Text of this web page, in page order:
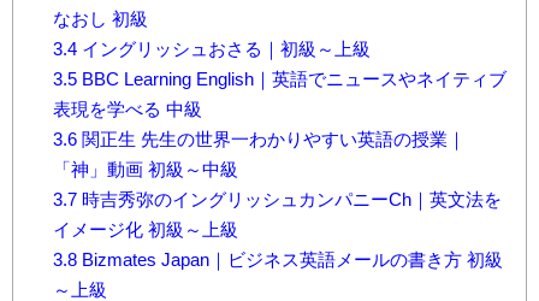
なおし 初級
3.4イングリッシュおさる｜初級～上級
3.5BBC Learning English｜英語でニュースやネイティブ
表現を学べる 中級
3.6関正生 先生の世界一わかりやすい英語の授業｜
「神」動画 初級～中級
3.7時吉秀弥のイングリッシュカンパニーCh｜英文法を
イメージ化 初級～上級
3.8Bizmates Japan｜ビジネス英語メールの書き方 初級
～上級